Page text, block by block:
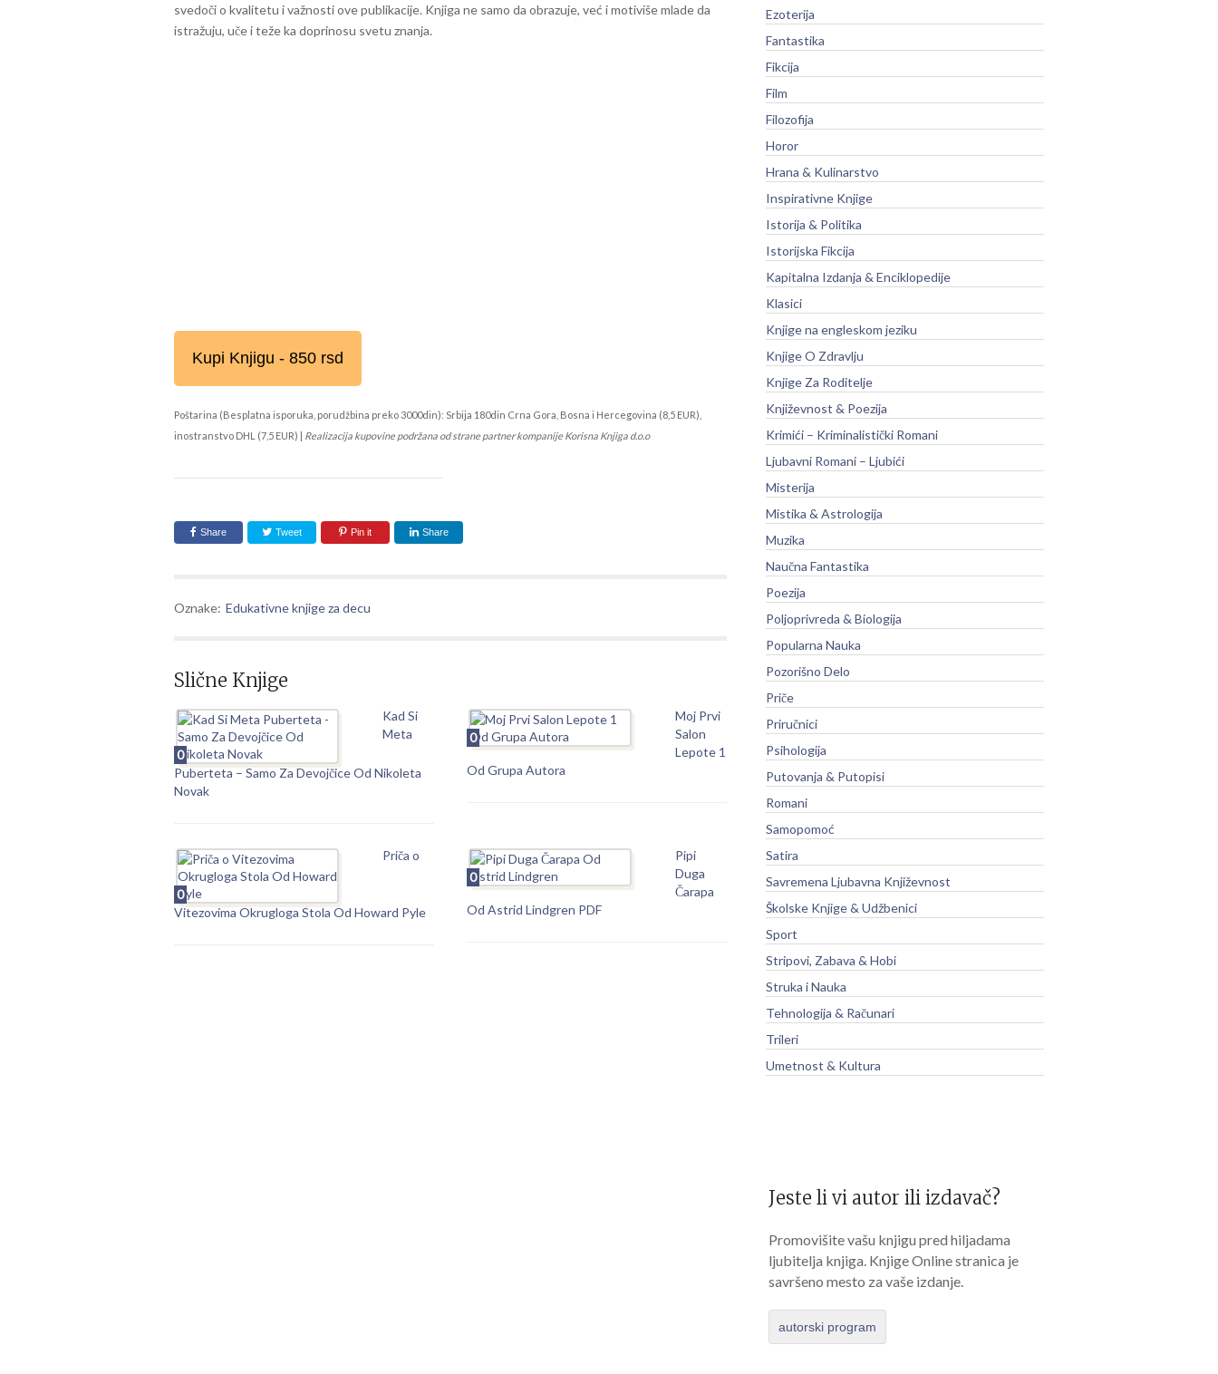
svedoči o kvalitetu i važnosti ove publikacije. Knjiga ne samo da obrazuje, već i motiviše mlade da
istražuju, uče i teže ka doprinosu svetu znanja.
Kupi Knjigu - 850 rsd
Poštarina (Besplatna isporuka, porudžbina preko 3000din): Srbija 180din Crna Gora, Bosna i Hercegovina (8,5 EUR),
inostranstvo DHL (7,5 EUR) | Realizacija kupovine podržana od strane partner kompanije Korisna Knjiga d.o.o
Share Tweet Pin it Share
Oznake: Edukativne knjige za decu
Slične Knjige
0
Kad Si
Meta
Puberteta – Samo Za Devojčice Od Nikoleta
Novak
0
Moj Prvi
Salon
Lepote 1
Od Grupa Autora
0
Priča o
Vitezovima Okrugloga Stola Od Howard Pyle
0
Pipi
Duga
Čarapa
Od Astrid Lindgren PDF
Ezoterija
Fantastika
Fikcija
Film
Filozofija
Horor
Hrana & Kulinarstvo
Inspirativne Knjige
Istorija & Politika
Istorijska Fikcija
Kapitalna Izdanja & Enciklopedije
Klasici
Knjige na engleskom jeziku
Knjige O Zdravlju
Knjige Za Roditelje
Književnost & Poezija
Krimići – Kriminalistički Romani
Ljubavni Romani – Ljubići
Misterija
Mistika & Astrologija
Muzika
Naučna Fantastika
Poezija
Poljoprivreda & Biologija
Popularna Nauka
Pozorišno Delo
Priče
Priručnici
Psihologija
Putovanja & Putopisi
Romani
Samopomoć
Satira
Savremena Ljubavna Književnost
Školske Knjige & Udžbenici
Sport
Stripovi, Zabava & Hobi
Struka i Nauka
Tehnologija & Računari
Trileri
Umetnost & Kultura
Jeste li vi autor ili izdavač?
Promovišite vašu knjigu pred hiljadama
ljubitelja knjiga. Knjige Online stranica je
savršeno mesto za vaše izdanje.
autorski program